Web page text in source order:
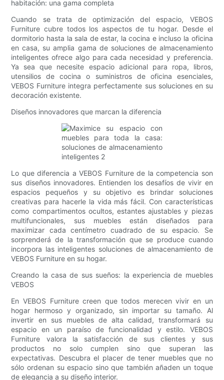
habitación: una gama completa
Cuando se trata de optimización del espacio, VEBOS
Furniture cubre todos los aspectos de tu hogar. Desde el
dormitorio hasta la sala de estar, la cocina e incluso la oficina
en casa, su amplia gama de soluciones de almacenamiento
inteligentes ofrece algo para cada necesidad y preferencia.
Ya sea que necesite espacio adicional para ropa, libros,
utensilios de cocina o suministros de oficina esenciales,
VEBOS Furniture integra perfectamente sus soluciones en su
decoración existente.
Diseños innovadores que marcan la diferencia
Lo que diferencia a VEBOS Furniture de la competencia son
sus diseños innovadores. Entienden los desafíos de vivir en
espacios pequeños y su objetivo es brindar soluciones
creativas para hacerle la vida más fácil. Con características
como compartimentos ocultos, estantes ajustables y piezas
multifuncionales, sus muebles están diseñados para
maximizar cada centímetro cuadrado de su espacio. Se
sorprenderá de la transformación que se produce cuando
incorpora las inteligentes soluciones de almacenamiento de
VEBOS Furniture en su hogar.
Creando la casa de sus sueños: la experiencia de muebles
VEBOS
En VEBOS Furniture creen que todos merecen vivir en un
hogar hermoso y organizado, sin importar su tamaño. Al
invertir en sus muebles de alta calidad, transformará su
espacio en un paraíso de funcionalidad y estilo. VEBOS
Furniture valora la satisfacción de sus clientes y sus
productos no solo cumplen sino que superan las
expectativas. Descubra el placer de tener muebles que no
sólo ordenan su espacio sino que también añaden un toque
de elegancia a su diseño interior.